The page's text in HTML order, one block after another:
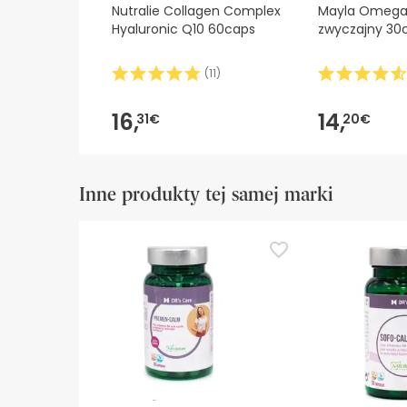
Nutralie Collagen Complex
Hyaluronic Q10 60caps
(11)
16,31€
Mayla
zwyczajny
14,20€
Inne produkty tej samej marki